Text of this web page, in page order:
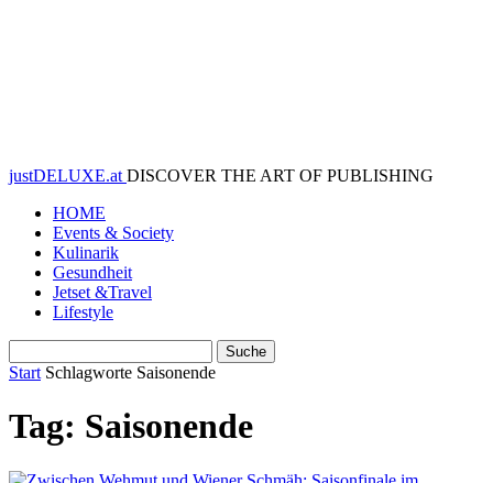
justDELUXE.at DISCOVER THE ART OF PUBLISHING
HOME
Events & Society
Kulinarik
Gesundheit
Jetset &Travel
Lifestyle
Start Schlagworte Saisonende
Tag: Saisonende